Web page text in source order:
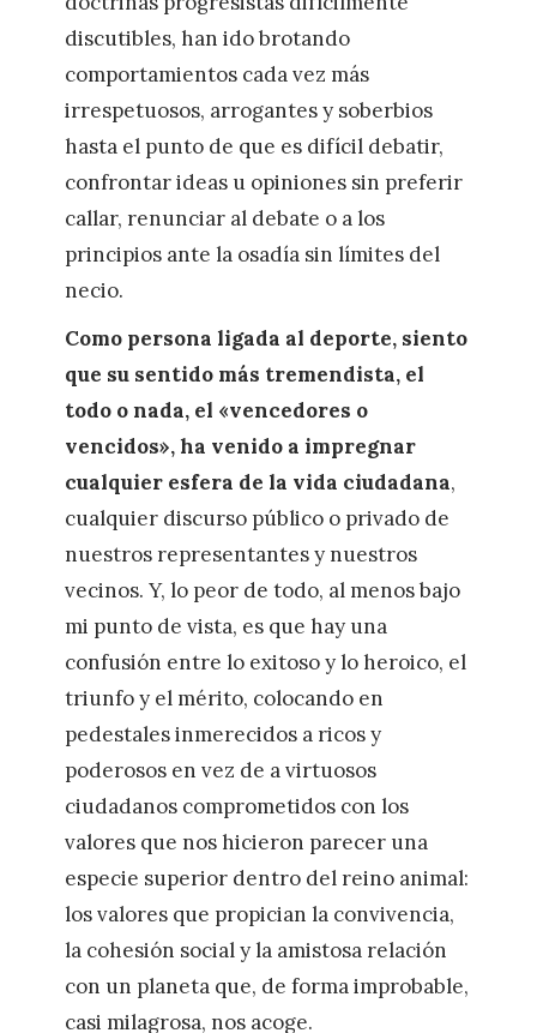
discutibles, han ido brotando
comportamientos cada vez más
irrespetuosos, arrogantes y soberbios
hasta el punto de que es difícil debatir,
confrontar ideas u opiniones sin preferir
callar, renunciar al debate o a los
principios ante la osadía sin límites del
necio.
Como persona ligada al deporte, siento
que su sentido más tremendista, el
todo o nada, el «vencedores o
vencidos», ha venido a impregnar
cualquier esfera de la vida ciudadana,
cualquier discurso público o privado de
nuestros representantes y nuestros
vecinos. Y, lo peor de todo, al menos bajo
mi punto de vista, es que hay una
confusión entre lo exitoso y lo heroico, el
triunfo y el mérito, colocando en
pedestales inmerecidos a ricos y
poderosos en vez de a virtuosos
ciudadanos comprometidos con los
valores que nos hicieron parecer una
especie superior dentro del reino animal:
los valores que propician la convivencia,
la cohesión social y la amistosa relación
con un planeta que, de forma improbable,
casi milagrosa, nos acoge.